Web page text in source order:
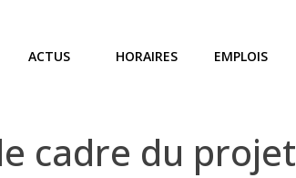
ACTUS HORAIRES EMPLOIS
le cadre du projet